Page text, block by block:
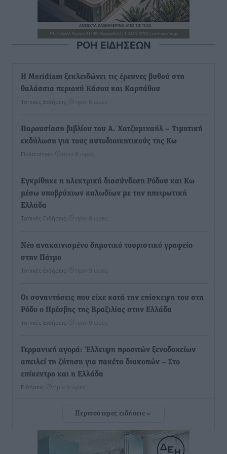
ΡΟΗ ΕΙΔΗΣΕΩΝ
Η Meridiam ξεκλειδώνει τις έρευνες βυθού στη
θαλάσσια περιοχή Κάσου και Καρπάθου
Τοπικές Ειδήσεις πριν 6 ώρες
Παρουσίαση βιβλίου του Α. Χατζημιχαήλ – Τιμητική
εκδήλωση για τους αυτοδιοικητικούς της Κω
Πολιτιστικά πριν 8 ώρες
Εγκρίθηκε η ηλεκτρική διασύνδεση Ρόδου και Κω
μέσω υποβρύχιων καλωδίων με την ηπειρωτική
Ελλάδα
Τοπικές Ειδήσεις πριν 8 ώρες
Νέο ανακαινισμένο δημοτικό τουριστικό γραφείο
στην Πάτμο
Τοπικές Ειδήσεις πριν 9 ώρες
Οι συναντήσεις που είχε κατά την επίσκεψη του στη
Ρόδο ο Πρέσβης της Βραζιλίας στην Ελλάδα
Τοπικές Ειδήσεις πριν 9 ώρες
Γερμανική αγορά: Έλλειψη προσιτών ξενοδοχείων
απειλεί τη ζήτηση για πακέτα διακοπών – Στο
επίκεντρο και η Ελλάδα
Ειδήσεις πριν 9 ώρες
Νέο ξενοδοχείο στη Ρόδο για την H Hotels –
στην Κω
Τοπικές Ειδήσεις πριν 10 ώρες
Περισσότερες ειδήσεις